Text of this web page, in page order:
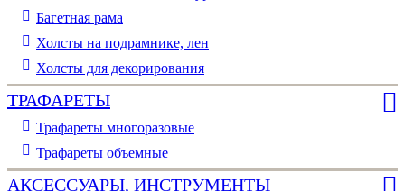
Багетная рама
Холсты на подрамнике, лен
Холсты для декорирования
ТРАФАРЕТЫ
Трафареты многоразовые
Трафареты объемные
АКСЕССУАРЫ, ИНСТРУМЕНТЫ